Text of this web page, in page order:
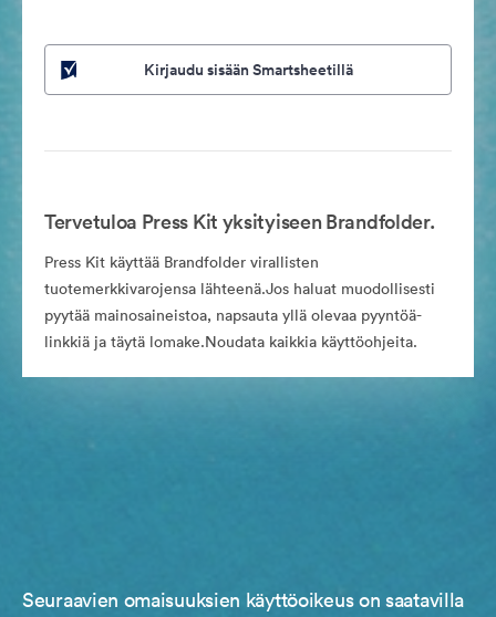
Kirjaudu sisään Smartsheetillä
Tervetuloa Press Kit yksityiseen Brandfolder.
Press Kit käyttää Brandfolder virallisten
tuotemerkkivarojensa lähteenä.Jos haluat muodollisesti
pyytää mainosaineistoa, napsauta yllä olevaa pyyntöä-
linkkiä ja täytä lomake.Noudata kaikkia käyttöohjeita.
Seuraavien omaisuuksien käyttöoikeus on saatavilla